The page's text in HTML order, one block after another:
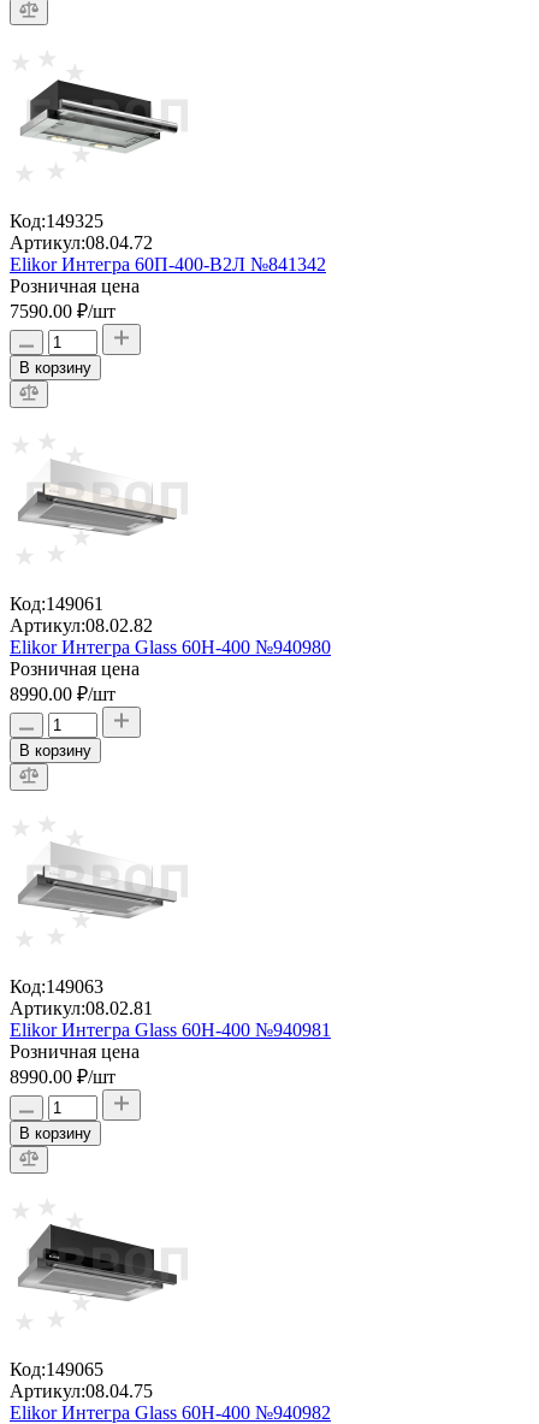
Код:149325
Артикул:08.04.72
Elikor Интегра 60П-400-В2Л №841342
Розничная цена
7590.00 ₽/шт
В корзину
Код:149061
Артикул:08.02.82
Elikor Интегра Glass 60Н-400 №940980
Розничная цена
8990.00 ₽/шт
В корзину
Код:149063
Артикул:08.02.81
Elikor Интегра Glass 60Н-400 №940981
Розничная цена
8990.00 ₽/шт
В корзину
Код:149065
Артикул:08.04.75
Elikor Интегра Glass 60Н-400 №940982